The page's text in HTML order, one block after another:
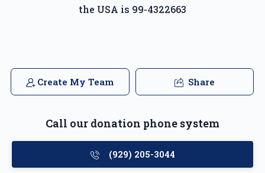
the USA is 99-4322663
Create My Team Share
Call our donation phone system
(929) 205-3044